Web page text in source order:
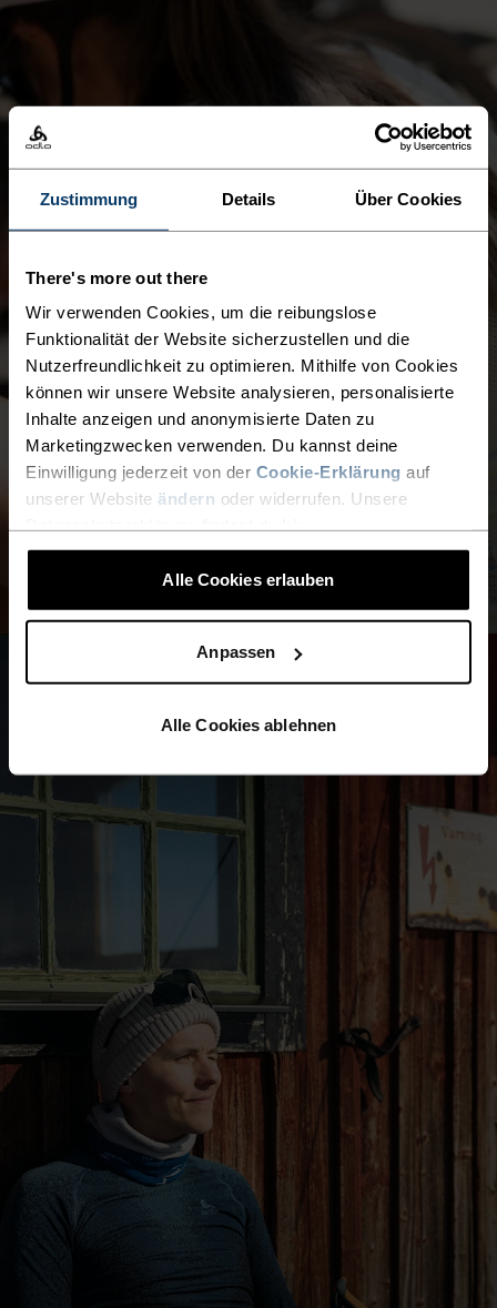
Zustimmung Details Über Cookies
There's more out there
Wir verwenden Cookies, um die reibungslose
Funktionalität der Website sicherzustellen und die
Nutzerfreundlichkeit zu optimieren. Mithilfe von Cookies
können wir unsere Website analysieren, personalisierte
Inhalte anzeigen und anonymisierte Daten zu
Marketingzwecken verwenden. Du kannst deine
Einwilligung jederzeit von der Cookie-Erklärung auf
unserer Website ändern oder widerrufen. Unsere
Alle Cookies erlauben
Anpassen
Alle Cookies ablehnen